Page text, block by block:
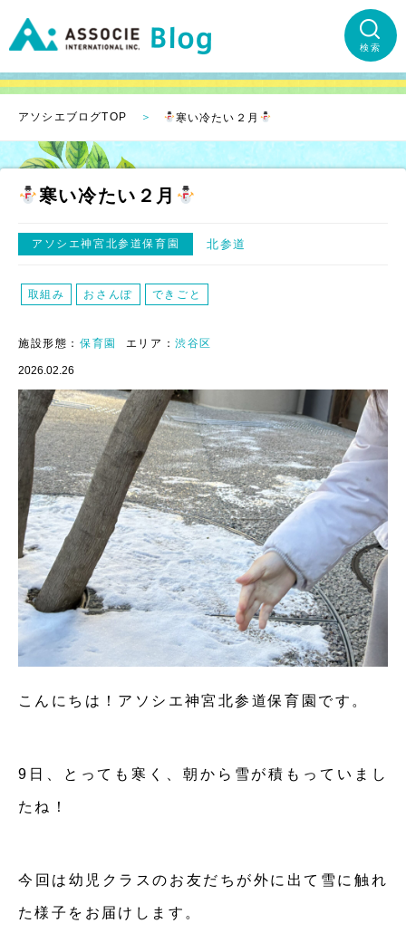
検索
アソシエブログTOP 寒い冷たい２月
寒い冷たい２月
アソシエ神宮北参道保育園 北参道
取組み おさんぽ できごと
施設形態： 保育園 エリア：渋谷区
2026.02.26
こんにちは！アソシエ神宮北参道保育園です。
9日、とっても寒く、朝から雪が積もっていまし
たね！
今回は幼児クラスのお友だちが外に出て雪に触れ
た様子をお届けします。